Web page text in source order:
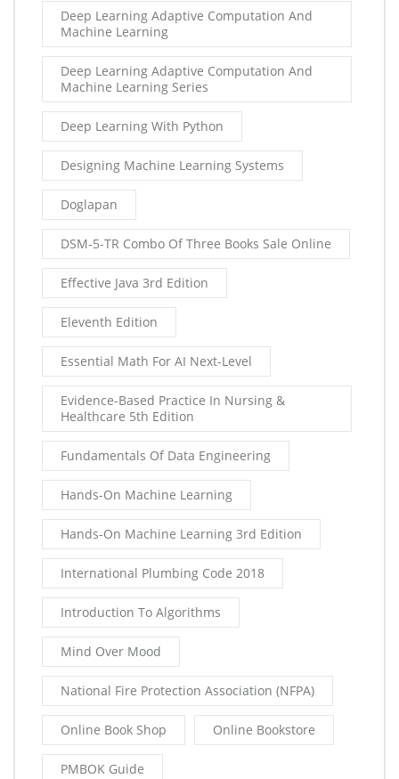
Deep Learning Adaptive Computation And
Machine Learning
Deep Learning Adaptive Computation And
Machine Learning Series
Deep Learning With Python
Designing Machine Learning Systems
Doglapan
DSM-5-TR Combo Of Three Books Sale Online
Effective Java 3rd Edition
Eleventh Edition
Essential Math For AI Next-Level
Evidence-Based Practice In Nursing &
Healthcare 5th Edition
Fundamentals Of Data Engineering
Hands-On Machine Learning
Hands-On Machine Learning 3rd Edition
International Plumbing Code 2018
Introduction To Algorithms
Mind Over Mood
National Fire Protection Association (NFPA)
Online Book Shop Online Bookstore
PMBOK Guide